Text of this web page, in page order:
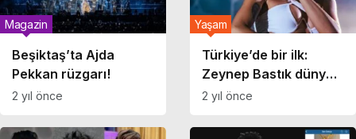
Beşiktaş’ta Ajda
Pekkan rüzgarı!
Magazin
2 yıl önce
Türkiye’de bir ilk:
Zeynep Bastık dünya
listelerine girdi!
Yaşam
2 yıl önce